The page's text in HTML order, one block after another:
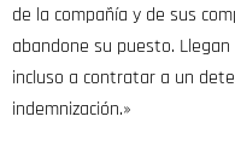
de la compañía y de sus
abandone su puesto. Llegan
incluso a contratar a un
indemnización.»